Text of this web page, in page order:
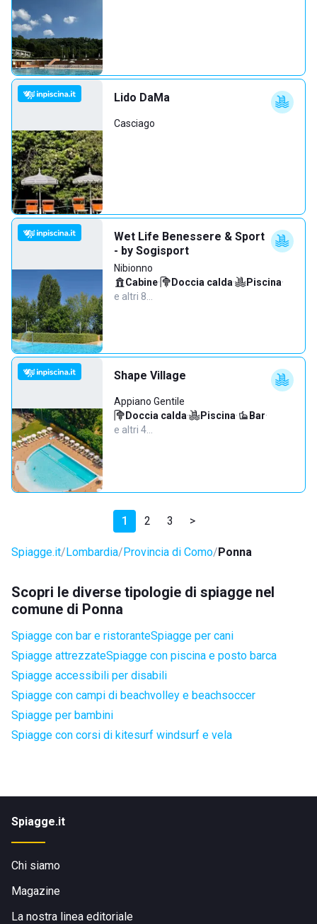
Lido DaMa
Casciago
Wet Life Benessere & Sport
- by Sogisport
Nibionno
Cabine· Doccia calda· Piscina·
e altri 8…
Shape Village
Appiano Gentile
Doccia calda· Piscina· Bar·
e altri 4…
1 2 3 >
Spiagge.it Lombardia Provincia di Como Ponna
Scopri le diverse tipologie di spiagge nel
comune di Ponna
Spiagge con bar e ristoranteSpiagge per cani
Spiagge attrezzateSpiagge con piscina e posto barca
Spiagge accessibili per disabili
Spiagge con campi di beachvolley e beachsoccer
Spiagge per bambini
Spiagge con corsi di kitesurf windsurf e vela
Spiagge.it
Chi siamo
Magazine
La nostra linea editoriale